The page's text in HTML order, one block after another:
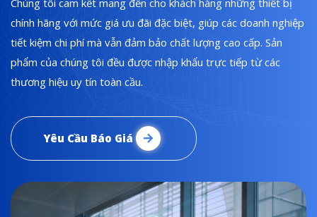
Chúng tôi cam kết mang đến cho khách hàng những thiết bị
chính hãng với mức giá ưu đãi đặc biệt, giúp các doanh nghiệp
tiết kiệm chi phí mà vẫn đảm bảo chất lượng cao cấp. Sản
phẩm của chúng tôi đều được nhập khẩu trực tiếp từ các
thương hiệu uy tín toàn cầu.
Yêu Cầu Báo Giá